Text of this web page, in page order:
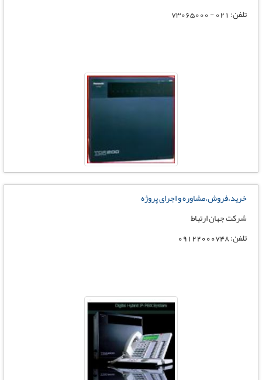
تلفن: 021 - 73065000
خرید،فروش،مشاوره و اجرای پروژه
شرکت جهان ارتباط
تلفن: 09122000748